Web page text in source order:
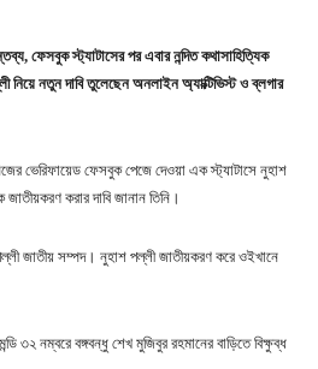
ফেসবুক স্ট্যাটাসের পর এবার নন্দিত কথাসাহিত্যিক
নিয়ে নতুন দাবি তুলেছেন অনলাইন অ্যাক্টিভিস্ট ও ব্লগার
ভেরিফায়েড ফেসবুক পেজে দেওয়া এক স্ট্যাটাসে নুহাশ
করার দাবি জানান তিনি।
জাতীয় সম্পদ। নুহাশ পল্লী জাতীয়করণ করে ওইখানে
৩২ নম্বরে বঙ্গবন্ধু শেখ মুজিবুর রহমানের বাড়িতে বিক্ষুব্ধ